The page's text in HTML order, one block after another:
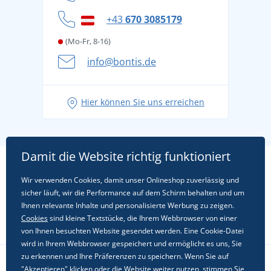
Cookie-Richtlinie
+43670 3085179
(Mo-Fr, 8-16)
info@bontis.de
Hier können Sie uns erreichen
Damit die Website richtig funktioniert
Wir verwenden Cookies, damit unser Onlineshop zuverlässig und
sicher läuft, wir die Performance auf dem Schirm behalten und um
Ihnen relevante Inhalte und personalisierte Werbung zu zeigen.
Cookiessind kleine Textstücke, die Ihrem Webbrowser von einer
von Ihnen besuchten Website gesendet werden. Eine Cookie-Datei
wird in Ihrem Webbrowser gespeichert und ermöglicht es uns, Sie
zu erkennen und Ihre Präferenzen zu speichern. Wenn Sie auf
"Akzeptieren" klicken oder die Website weiter nutzen, stimmen Sie